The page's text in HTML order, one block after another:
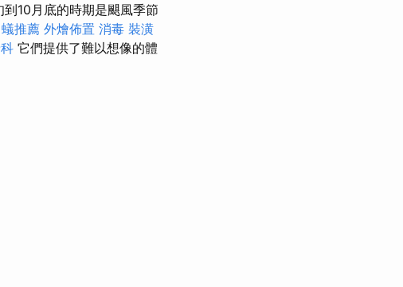
10月底的時期是颶風季節
推薦 外燴佈置 消毒 裝潢
它們提供了難以想像的體